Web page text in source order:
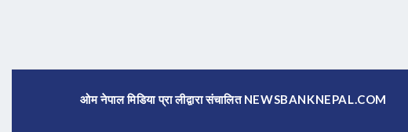
ओम नेपाल मिडिया प्रा लीद्वारा संचालित NEWSBANKNEPAL.COM